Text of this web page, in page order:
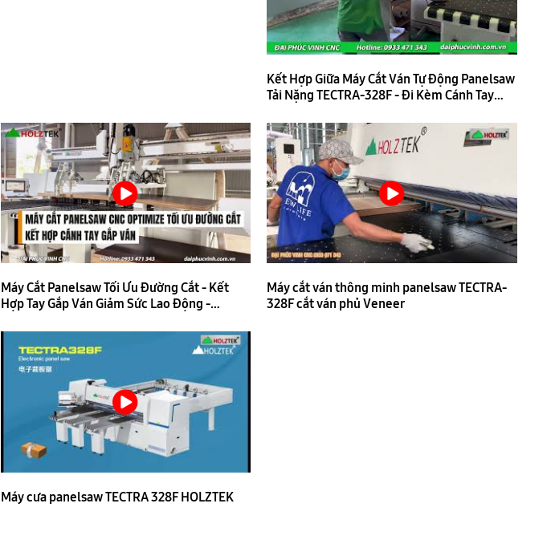
Kết Hợp Giữa Máy Cắt Ván Tự Động Panelsaw
Tải Nặng TECTRA-328F - Đi Kèm Cánh Tay
Máy Cắt Panelsaw Tối Ưu Đường Cắt - Kết
Hợp Tay Gắp Ván Giảm Sức Lao Động -
Máy cắt ván thông minh panelsaw TECTRA-
328F cắt ván phủ Veneer
Máy cưa panelsaw TECTRA 328F HOLZTEK